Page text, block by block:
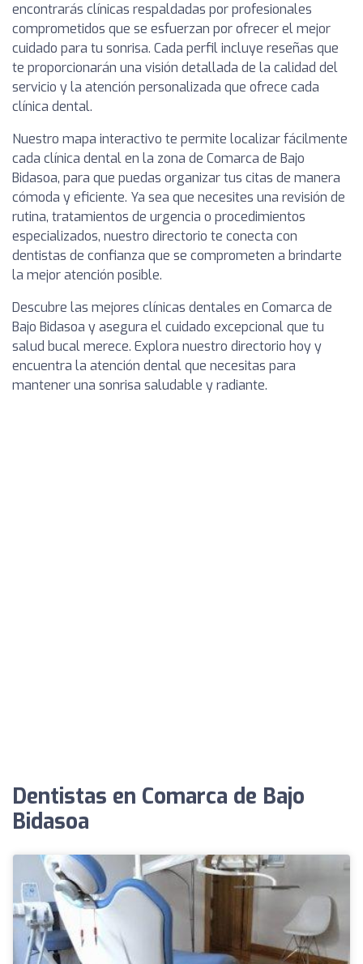
encontrarás clínicas respaldadas por profesionales
comprometidos que se esfuerzan por ofrecer el mejor
cuidado para tu sonrisa. Cada perfil incluye reseñas que
te proporcionarán una visión detallada de la calidad del
servicio y la atención personalizada que ofrece cada
clínica dental.
Nuestro mapa interactivo te permite localizar fácilmente
cada clínica dental en la zona de Comarca de Bajo
Bidasoa, para que puedas organizar tus citas de manera
cómoda y eficiente. Ya sea que necesites una revisión de
rutina, tratamientos de urgencia o procedimientos
especializados, nuestro directorio te conecta con
dentistas de confianza que se comprometen a brindarte
la mejor atención posible.
Descubre las mejores clínicas dentales en Comarca de
Bajo Bidasoa y asegura el cuidado excepcional que tu
salud bucal merece. Explora nuestro directorio hoy y
encuentra la atención dental que necesitas para
mantener una sonrisa saludable y radiante.
Dentistas en Comarca de Bajo
Bidasoa